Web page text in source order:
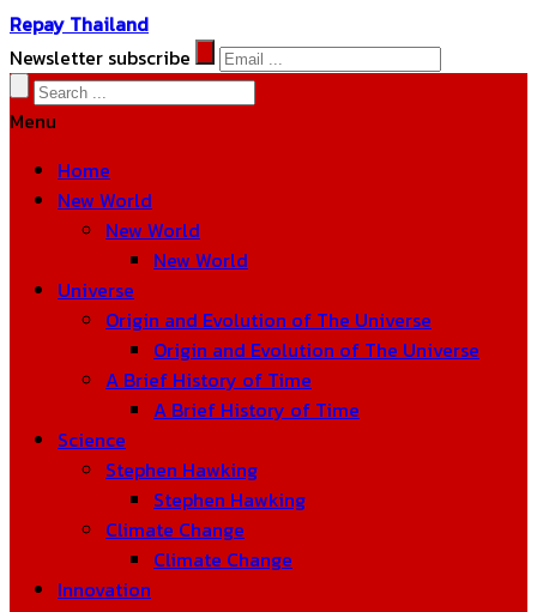
Repay Thailand
Newsletter subscribe
Menu
Home
New World
New World
New World
Universe
Origin and Evolution of The Universe
Origin and Evolution of The Universe
A Brief History of Time
A Brief History of Time
Science
Stephen Hawking
Stephen Hawking
Climate Change
Climate Change
Innovation